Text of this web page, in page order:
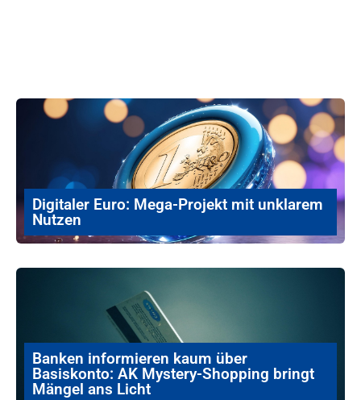
Digitaler Euro: Mega-Projekt mit unklarem
Nutzen
Banken informieren kaum über
Basiskonto: AK Mystery-Shopping bringt
Mängel ans Licht